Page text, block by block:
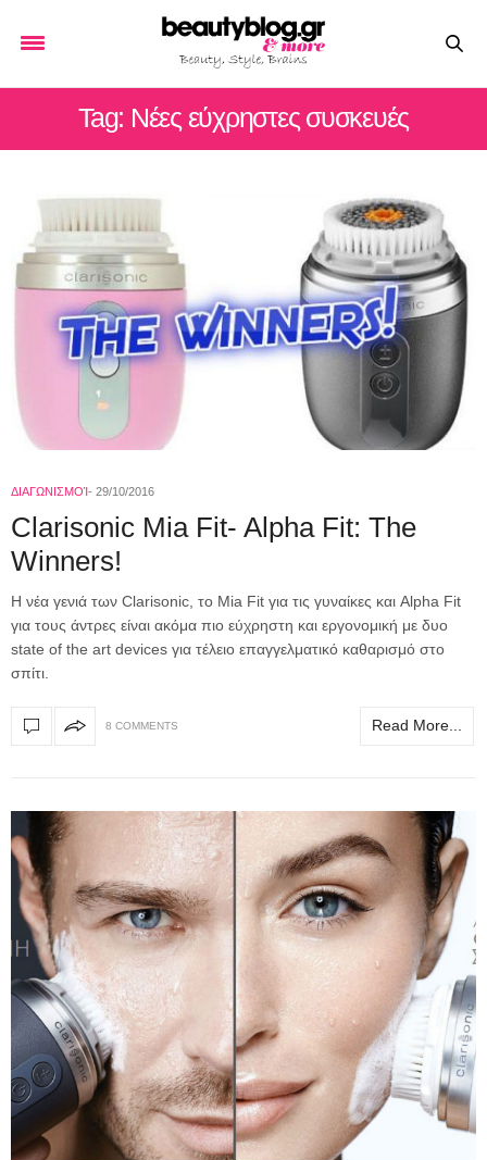
Tag: Νέες εύχρηστες συσκευές
ΔΙΑΓΩΝΙΣΜΟΊ 29/10/2016
Clarisonic Mia Fit- Alpha Fit: The
Winners!
H νέα γενιά των Clarisonic, το Mia Fit για τις γυναίκες και Alpha Fit
για τους άντρες είναι ακόμα πιο εύχρηστη και εργονομική με δυο
state of the art devices για τέλειο επαγγελματικό καθαρισμό στο
σπίτι.
8 COMMENTS Read More...